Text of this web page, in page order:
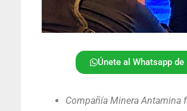
Únete al Whatsapp
Compañía Minera Antamina